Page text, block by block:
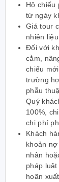
Hộ chiếu
từ ngày
Giá tour
nhiên
Đối với
cằm,
chiếu
trường
phẫu
Quý
100%,
chi phí
Khách
khoản
nhân
pháp
hoãn